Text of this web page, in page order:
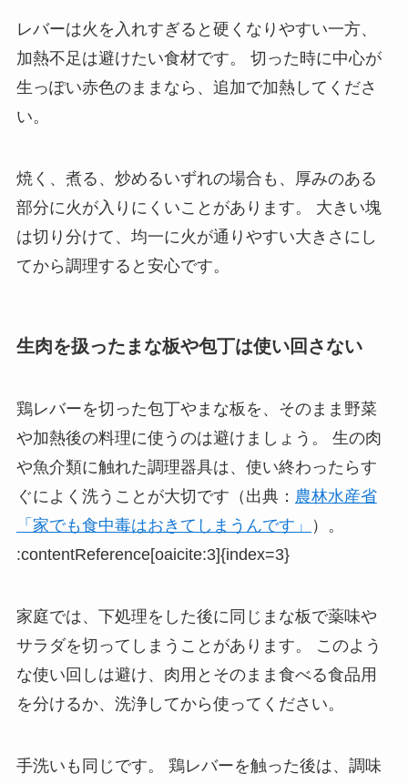
レバーは火を入れすぎると硬くなりやすい一方、
加熱不足は避けたい食材です。 切った時に中心が
生っぽい赤色のままなら、追加で加熱してくださ
い。
焼く、煮る、炒めるいずれの場合も、厚みのある
部分に火が入りにくいことがあります。 大きい塊
は切り分けて、均一に火が通りやすい大きさにし
てから調理すると安心です。
生肉を扱ったまな板や包丁は使い回さない
鶏レバーを切った包丁やまな板を、そのまま野菜
や加熱後の料理に使うのは避けましょう。 生の肉
や魚介類に触れた調理器具は、使い終わったらす
ぐによく洗うことが大切です（出典： 農林水産省
「家でも食中毒はおきてしまうんです」
）。
:contentReference[oaicite:3]{index=3}
家庭では、下処理をした後に同じまな板で薬味や
サラダを切ってしまうことがあります。 このよう
な使い回しは避け、肉用とそのまま食べる食品用
を分けるか、洗浄してから使ってください。
手洗いも同じです。 鶏レバーを触った後は、調味